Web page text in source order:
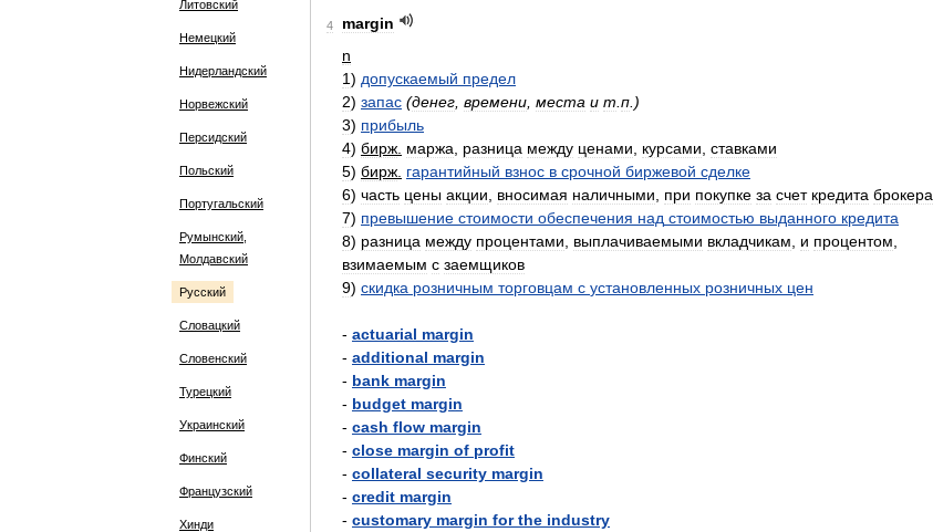
Литовский
Немецкий
Нидерландский
Норвежский
Персидский
Польский
Португальский
Румынский,
Молдавский
Русский
Словацкий
Словенский
Турецкий
Украинский
Финский
Французский
Хинди
4
margin
n
1) допускаемый предел
2) запас (денег времени места и т п .)
3) прибыль
4) бирж маржа разница между ценами курсами ставками
5) бирж гарантийный взнос в срочной биржевой сделке
6) часть цены акции вносимая наличными при покупке за счет кредита брокера
7) превышение стоимости обеспечения над стоимостью выданного кредита
8) разница между процентами выплачиваемыми вкладчикам и процентом
взимаемым с заемщиков
9) скидка розничным торговцам с установленных розничных цен
- actuarial margin
- additional margin
- bank margin
- budget margin
- cash flow margin
- close margin of profit
- collateral security margin
- credit margin
- customary margin for the industry